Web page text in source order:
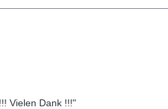
Vielen Dank !!!"